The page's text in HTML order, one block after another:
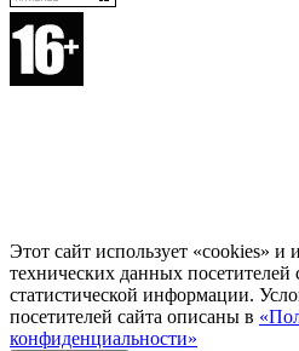
Этот сайт использует «cookies» и
технических данных
статистической информации.
посетителей сайта описаны в
конфиденциальности»